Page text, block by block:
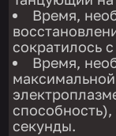
Время,
сократилось
Время,
секунды.